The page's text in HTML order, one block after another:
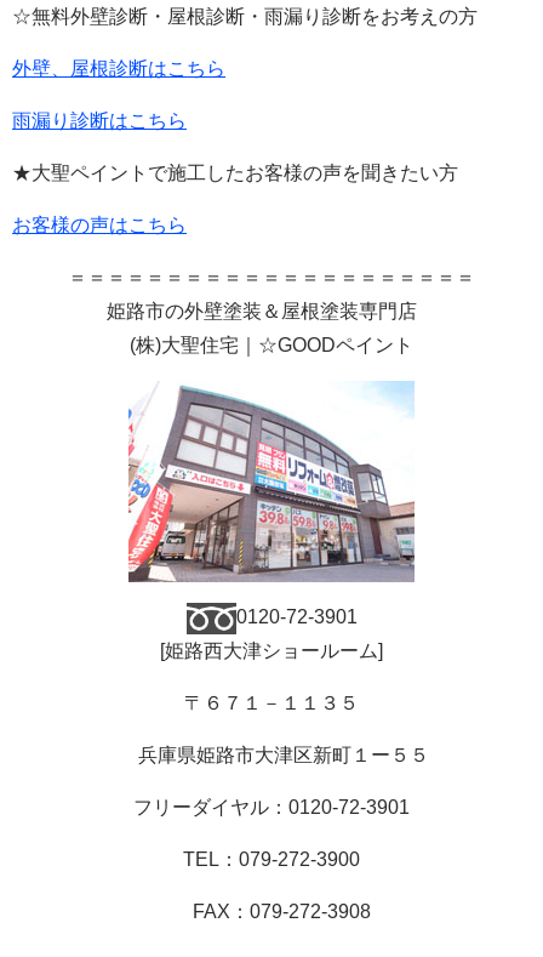
☆無料外壁診断・屋根診断・雨漏り診断をお考えの方
外壁、屋根診断はこちら
雨漏り診断はこちら
★大聖ペイントで施工したお客様の声を聞きたい方
お客様の声はこちら
＝＝＝＝＝＝＝＝＝＝＝＝＝＝＝＝＝＝＝＝＝
姫路市の外壁塗装＆屋根塗装専門店
(株)大聖住宅｜☆GOODペイント
0120-72-3901
[姫路西大津ショールーム]
〒６７１－１１３５
兵庫県姫路市大津区新町１ー５５
フリーダイヤル： 0120-72-3901
TEL ： 079-272-3900
FAX ： 079-272-3908